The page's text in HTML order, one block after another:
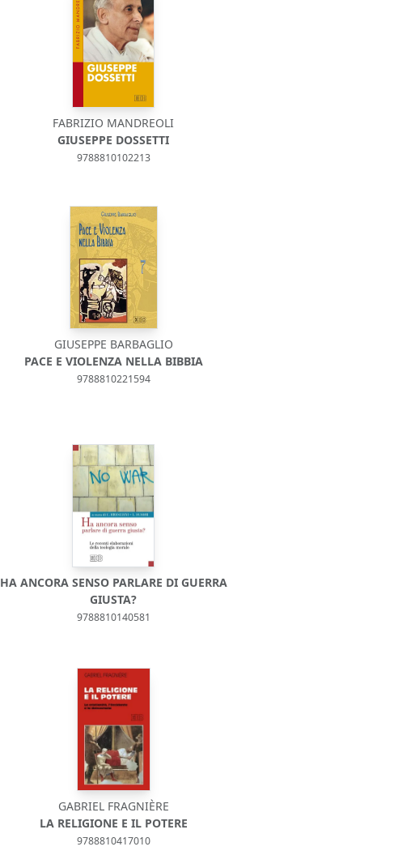
FABRIZIO MANDREOLI
GIUSEPPE DOSSETTI
9788810102213
GIUSEPPE BARBAGLIO
PACE E VIOLENZA NELLA BIBBIA
9788810221594
HA ANCORA SENSO PARLARE DI GUERRA
GIUSTA?
9788810140581
GABRIEL FRAGNIÈRE
LA RELIGIONE E IL POTERE
9788810417010